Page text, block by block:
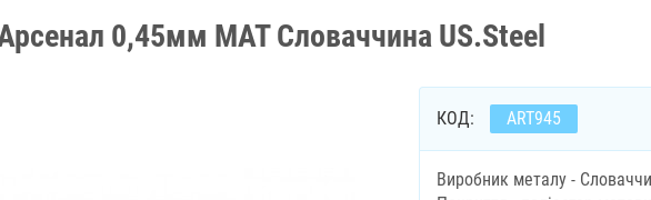
0,45мм МАТ Словаччина US.Steel
КОД: ART945
Виробник металу -